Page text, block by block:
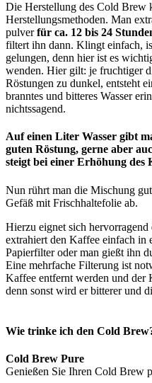
Die Herstellung des Cold Brew
Herstel­lungs­methoden. Man
pulverfür ca. 12 bis 24
filtert ihn dann. Klingt einfach,
gelungen, denn hier ist es
wenden. Hier gilt: je fruchtiger
Röstungen zu dunkel, entsteht
branntes und bitteres Wasser
nichtssagend.
Auf einen Liter Wasser gibt
guten Röstung, gerne aber
steigt bei einer Erhöhung des
Nun rührt man die Mischung
Gefäß mit Frisch­haltefolie ab.
Hierzu eignet sich hervor­ragend
extrahiert den Kaffee einfach in
Papier­filter oder man gießt ihn
Eine mehr­fache Filterung ist
Kaffee ent­fernt werden und der
denn sonst wird er bitterer und
Wie trinke ich den Cold
Cold Brew Pure
Genießen Sie Ihren Cold Brew